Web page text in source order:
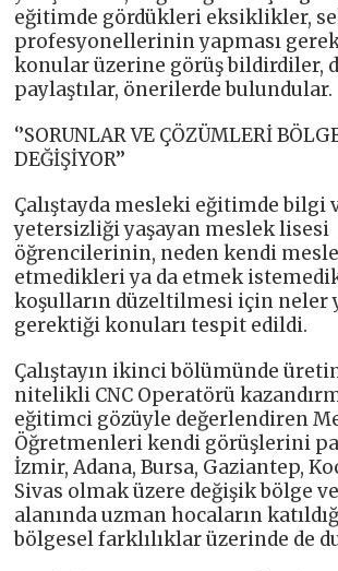
eğitimde gördükleri eksiklikler,
profesyonellerinin yapması
konular üzerine görüş bildirdiler,
paylaştılar, önerilerde bulundular.
‘’SORUNLAR VE ÇÖZÜMLERİ
DEĞİŞİYOR’’
Çalıştayda mesleki eğitimde bilgi
yetersizliği yaşayan meslek lisesi
öğrencilerinin, neden kendi
etmedikleri ya da etmek
koşulların düzeltilmesi için neler
gerektiği konuları tespit edildi.
Çalıştayın ikinci bölümünde
nitelikli CNC Operatörü
eğitimci gözüyle değerlendiren
Öğretmenleri kendi görüşlerini
İzmir, Adana, Bursa, Gaziantep,
Sivas olmak üzere değişik bölge
alanında uzman hocaların
bölgesel farklılıklar üzerinde de